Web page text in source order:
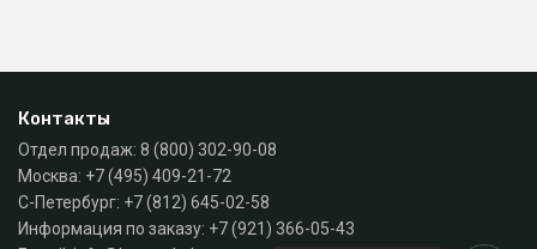
Контакты
Отдел продаж: 8 (800) 302-90-08
Москва: +7 (495) 409-21-72
С-Петербург: +7 (812) 645-02-58
Информация по заказу: +7 (921) 366-05-43